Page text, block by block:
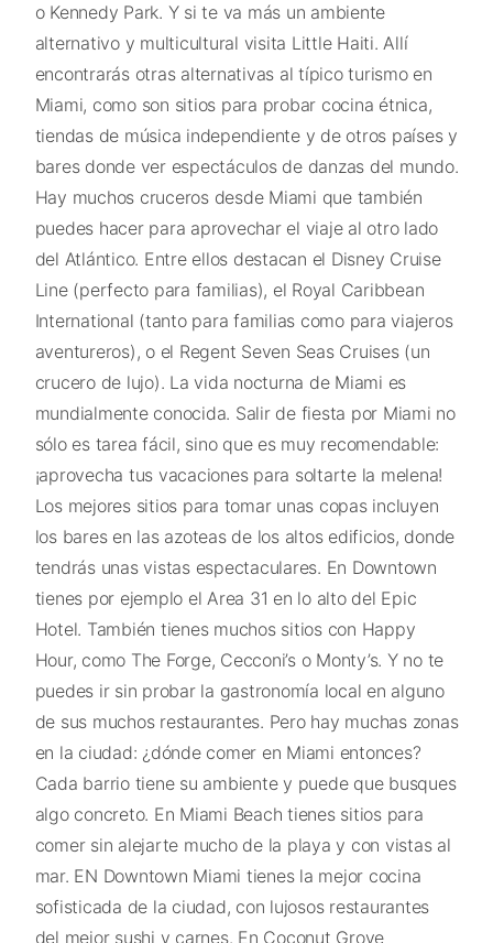
o Kennedy Park. Y si te va más un ambiente
alternativo y multicultural visita Little Haiti. Allí
encontrarás otras alternativas al típico turismo en
Miami, como son sitios para probar cocina étnica,
tiendas de música independiente y de otros países y
bares donde ver espectáculos de danzas del mundo.
Hay muchos cruceros desde Miami que también
puedes hacer para aprovechar el viaje al otro lado
del Atlántico. Entre ellos destacan el Disney Cruise
Line (perfecto para familias), el Royal Caribbean
International (tanto para familias como para viajeros
aventureros), o el Regent Seven Seas Cruises (un
crucero de lujo). La vida nocturna de Miami es
mundialmente conocida. Salir de fiesta por Miami no
sólo es tarea fácil, sino que es muy recomendable:
¡aprovecha tus vacaciones para soltarte la melena!
Los mejores sitios para tomar unas copas incluyen
los bares en las azoteas de los altos edificios, donde
tendrás unas vistas espectaculares. En Downtown
tienes por ejemplo el Area 31 en lo alto del Epic
Hotel. También tienes muchos sitios con Happy
Hour, como The Forge, Cecconi’s o Monty’s. Y no te
puedes ir sin probar la gastronomía local en alguno
de sus muchos restaurantes. Pero hay muchas zonas
en la ciudad: ¿dónde comer en Miami entonces?
Cada barrio tiene su ambiente y puede que busques
algo concreto. En Miami Beach tienes sitios para
comer sin alejarte mucho de la playa y con vistas al
mar. EN Downtown Miami tienes la mejor cocina
sofisticada de la ciudad, con lujosos restaurantes
del mejor sushi y carnes. En Coconut Grove